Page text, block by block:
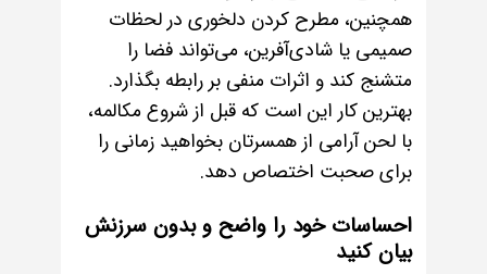
همچنین، مطرح کردن دلخوری در لحظات
صمیمی یا شادی‌آفرین، می‌تواند فضا را
متشنج کند و اثرات منفی بر رابطه بگذارد.
بهترین کار این است که قبل از شروع مکالمه،
با لحن آرامی از همسرتان بخواهید زمانی را
برای صحبت اختصاص دهد.
احساسات خود را واضح و بدون سرزنش
بیان کنید